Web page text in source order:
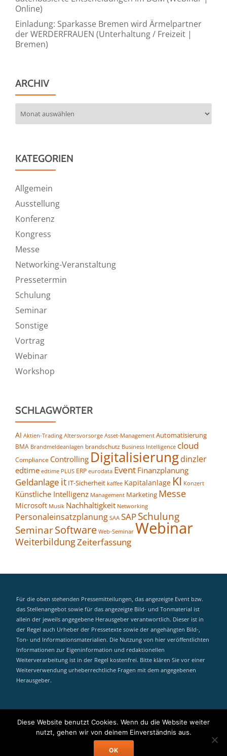
Online)
Einladung: Sparkasse Bremen wird Ärmelpartner
der WERDERFRAUEN (Unterhaltung / Freizeit |
Bremen)
ARCHIV
KATEGORIEN
Allgemein
Ausstellung
Konferenz
Kongress
Messe
Networking-Veranstaltung
Pressetermin
Schulung
Seminar
Sonstige
Vortrag
Webinar
Workshop
SCHLAGWÖRTER
AI Aktien-Trading Altersvorsorge Asset-Management Automatisierung
BMA Brandmeldeanlagen brandschutz Business Intelligence cloud
Compliance Controlling Digitalisierungdinzler
edtime edtime PLUS ERP eurodata Event Finanzplanung
Geldanlage it IT-Sicherheit kaffee Kapitalanlage KI Konzert
Künstliche Intelligenz Management Marketing Messe
Microsoft Musik Nachhaltigkeit Networking
Personaleinsatzplanung SAA SAPSchulung
SeminarSoftware Web-Seminar Webinar
WeiterbildungZeiterfassung
Für die oben stehenden Pressemitteilungen, das angezeigte Event bzw.
das Stellenangebot sowie für das angezeigte Bild- und Tonmaterial ist
allein der jeweils angegebene Herausgeber verantwortlich. Dieser ist in
der Regel auch Urheber der Pressetexte sowie der angehängten Bild-,
Ton- und Informationsmaterialien. Die Nutzung von hier veröffentlichten
Informationen zur Eigeninformation und redaktionellen
Weiterverarbeitung ist in der Regel kostenfrei. Bitte klären Sie vor einer
Weiterverwendung urheberrechtliche Fragen mit dem angegebenen
Herausgeber.
Secondary
Llorix One Lite powered by
Diese Website benutzt Cookies. Wenn du die Website weiter
nutzt, gehen wir von deinem Einverständnis aus.
OK